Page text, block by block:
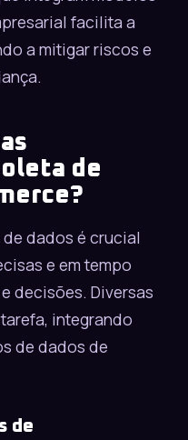
facilita a
a mitigar riscos e
de
dados é crucial
e em tempo
decisões. Diversas
integrando
de dados de
de